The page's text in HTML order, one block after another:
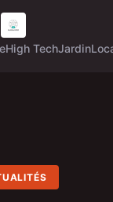
High TechJardin